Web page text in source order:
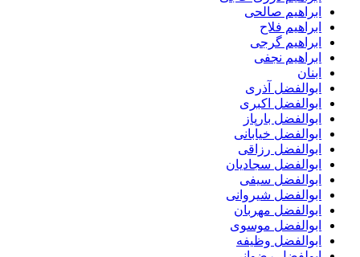
ابراهیم صالحی
ابراهیم فلاح
ابراهیم گرجی
ابراهیم نجفی
ابنان
ابوالفضل آذری
ابوالفضل اکبری
ابوالفضل بارپاز
ابوالفضل خیابانی
ابوالفضل رزاقی
ابوالفضل سجادیان
ابوالفضل سیفی
ابوالفضل شیروانی
ابوالفضل مهربان
ابوالفضل موسوی
ابوالفضل وظیفه